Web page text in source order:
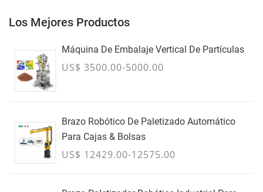
Los Mejores Productos
Máquina De Embalaje Vertical De Partículas
US$ 3500.00-5000.00
Brazo Robótico De Paletizado Automático
Para Cajas & Bolsas
US$ 12429.00-12575.00